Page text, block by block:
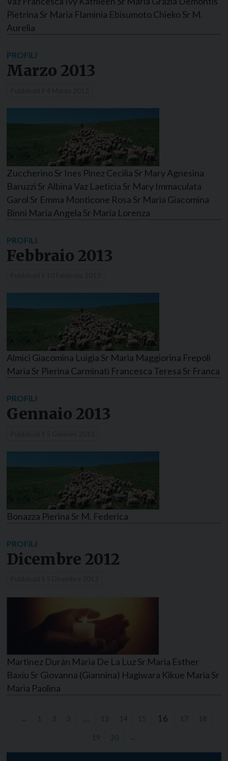
Pietrina Sr Maria Flaminia Ebisumoto Chieko Sr M.
Aurelia
PROFILI
Marzo 2013
Zuccherino Sr Ines Pinez Cecilia Sr Mary Agnesina
Baruzzi Sr Albina Vaz Laeticia Sr Mary Immaculata
Garol Sr Emma Monticone Rosa Sr Maria Giacomina
Binni Maria Angela Sr Maria Lorenza
PROFILI
Febbraio 2013
Almici Giacomina Luigia Sr Maria Maggiorina Frepoli
Maria Sr Pierina Carminati Francesca Teresa Sr Franca
PROFILI
Gennaio 2013
Bonazza Pierina Sr M. Federica
PROFILI
Dicembre 2012
Martinez Durán Maria De La Luz Sr Maria Esther
Baxiu Sr Giovanna (Giannina) Hagiwara Kikue Maria Sr
Maria Paolina
← 1 2 3 … 13 14 15 16 17 18
19 20 →